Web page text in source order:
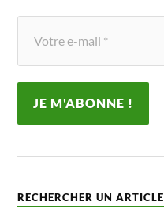
RECHERCHER UN ARTICLE